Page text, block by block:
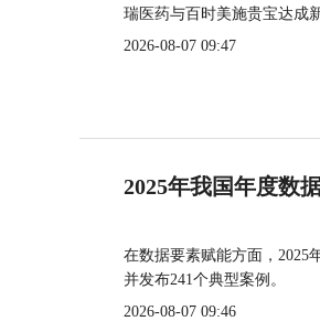
瑞医药与百时美施贵宝达成
2026-08-07 09:47
2025年我国年度数
在数据要素赋能方面，2025
并发布241个典型案例。
2026-08-07 09:46